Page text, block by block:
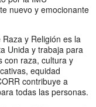
nuevo y emocionante
y Religión es la
Unida y trabaja para
con raza, cultura y
equidad
contribuye a
todas las personas.